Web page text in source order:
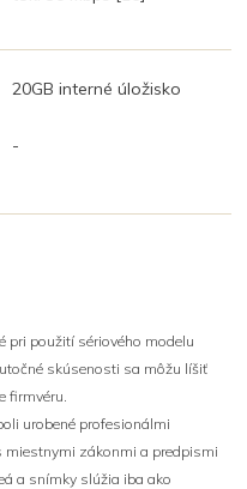
20GB interné úložisko
-
pri použití sériového modelu
skúsenosti sa môžu líšiť
firmvéru.
urobené profesionálmi
miestnymi zákonmi a predpismi
a snímky slúžia iba ako